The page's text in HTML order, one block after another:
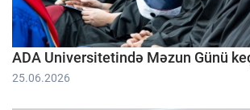
ADA Universitetində Məzun Günü
25.06.2026